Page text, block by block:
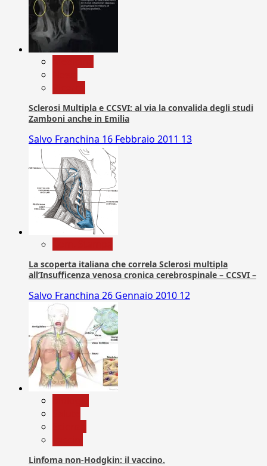
Sclerosi Multipla e CCSVI: al via la convalida degli studi
Zamboni anche in Emilia
Salvo Franchina 16 Febbraio 2011 13
La scoperta italiana che correla Sclerosi multipla
all’Insufficenza venosa cronica cerebrospinale – CCSVI –
Salvo Franchina 26 Gennaio 2010 12
Linfoma non-Hodgkin: il vaccino.